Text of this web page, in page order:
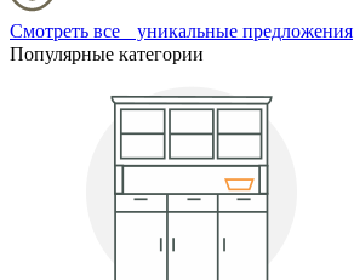
Смотреть все уникальные предложения
Популярные категории